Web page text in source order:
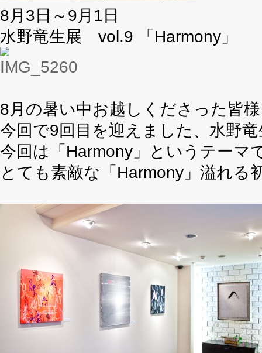
8月3日～9月1日
水野竜生展 vol.9 「Harmony」
8月の暑い中お越しくださった皆
今回で9回目を迎えました、水野
今回は「Harmony」というテーマ
とても素敵な「Harmony」溢れ